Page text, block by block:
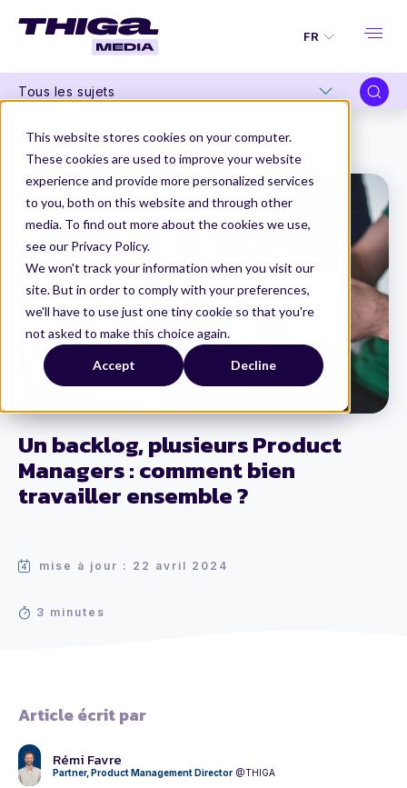
This website stores cookies on your computer.
These cookies are used to improve your website
experience and provide more personalized services
to you, both on this website and through other
media. To find out more about the cookies we use,
see our Privacy Policy.
We won't track your information when you visit our
site. But in order to comply with your preferences,
we'll have to use just one tiny cookie so that you're
not asked to make this choice again.
Accept Decline
FR
Tous les sujets
Un backlog, plusieurs Product
Managers : comment bien
travailler ensemble ?
mise à jour : 22 avril 2024
3 minutes
Thiga Media
Product Management
Article écrit par
Rémi Favre
Partner, Product Management Director @THIGA